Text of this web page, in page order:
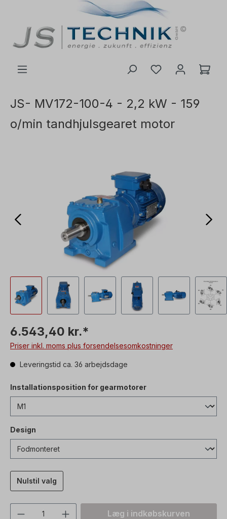
JS- MV172-100-4 - 2,2 kW - 159
o/min tandhjulsgearet motor
6.543,40 kr.*
Priser inkl. moms plus forsendelsesomkostninger
Leveringstid ca. 36 arbejdsdage
Installationsposition for gearmotorer
Design
Nulstil valg
Produktmængde: Indtast den
Læg i indkøbskurven